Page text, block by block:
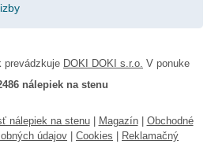
prevádzkuje DOKI DOKI s.r.o. V ponuke
nálepiek na stenu
nálepiek na stenu| Magazín| Obchodné
údajov Cookies
Reklamačný